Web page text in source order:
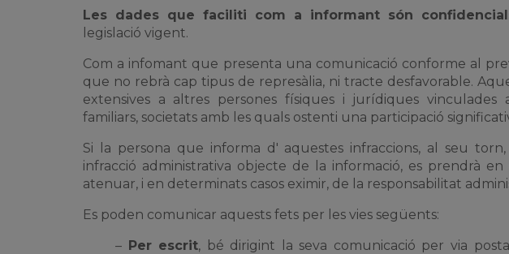
Les dades que faciliti com a informant són
legislació vigent.
Com a infomant que presenta una comunicació conforme al
que no rebrà cap tipus de represàlia, ni tracte desfavorable.
extensives a altres persones físiques i jurídiques
familiars, societats amb les quals ostenti una participació
Si la persona que informa d' aquestes infraccions, al seu
infracció administrativa objecte de la informació, es prendrà
atenuar, i en determinats casos eximir, de la responsabilitat
Es poden comunicar aquests fets per les vies següents:
– Per escrit, bé dirigint la seva comunicació per via